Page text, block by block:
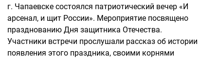
г. Чапаевске состоялся патриотический вечер «И
арсенал, и щит России». Мероприятие посвящено
празднованию Дня защитника Отечества.
Участники встречи прослушали рассказ об истории
появления этого праздника, своими корнями